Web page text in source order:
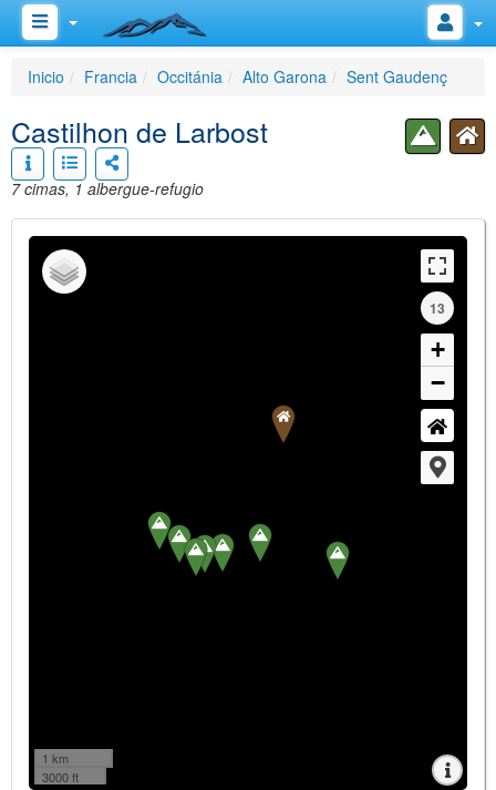
Inicio Francia Occitánia Alto Garona Sent Gaudenç
Castilhon de Larbost
7 cimas, 1 albergue-refugio
13
+
−
1 km
3000 ft